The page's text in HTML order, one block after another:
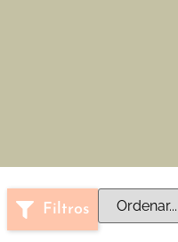
Filtros